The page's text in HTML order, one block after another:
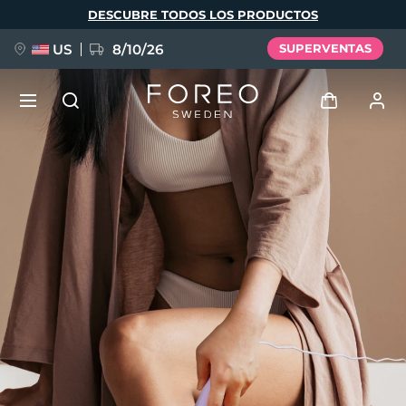
DESCUBRE TODOS LOS PRODUCTOS
US 8/10/26 SUPERVENTAS
Iniciar sesión
Perfil de usuario
Mis dispositivos
Mis pedidos
Mis direcciones
Mis suscripciones
NUEVO
FAQ™ Pure Beauty-Tech Elixir
BREAKING NEWS
issa™ Teeth Whitening Set
Idioma
English Deutsch
Español
Français
Italiano
Português
Polski
Svenska
Русский
Türkçe
简体中文 繁體中文